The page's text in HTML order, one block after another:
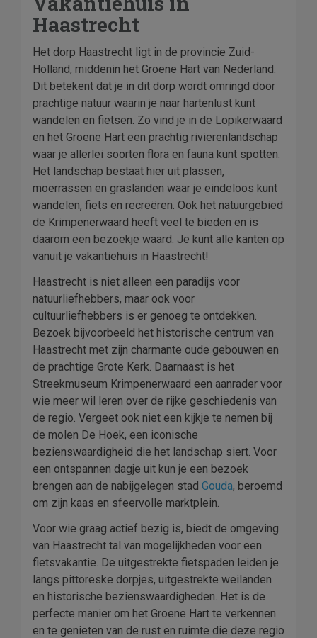
Haastrecht
Het dorp Haastrecht ligt in de provincie Zuid-
Holland, middenin het Groene Hart van Nederland.
Dit betekent dat je in dit dorp wordt omringd door
prachtige natuur waarin je naar hartenlust kunt
wandelen en fietsen. Zo vind je in de Lopikerwaard
en het Groene Hart een prachtig rivierenlandschap
waar je allerlei soorten flora en fauna kunt spotten.
Het landschap bestaat hier uit plassen,
moerrassen en graslanden waar je eindeloos kunt
wandelen, fiets en recreëren. Ook het natuurgebied
de Krimpenerwaard heeft veel te bieden en is
daarom een bezoekje waard. Je kunt alle kanten op
vanuit je vakantiehuis in Haastrecht!
Haastrecht is niet alleen een paradijs voor
natuurliefhebbers, maar ook voor
cultuurliefhebbers is er genoeg te ontdekken.
Bezoek bijvoorbeeld het historische centrum van
Haastrecht met zijn charmante oude gebouwen en
de prachtige Grote Kerk. Daarnaast is het
Streekmuseum Krimpenerwaard een aanrader voor
wie meer wil leren over de rijke geschiedenis van
de regio. Vergeet ook niet een kijkje te nemen bij
de molen De Hoek, een iconische
bezienswaardigheid die het landschap siert. Voor
een ontspannen dagje uit kun je een bezoek
brengen aan de nabijgelegen stad Gouda, beroemd
om zijn kaas en sfeervolle marktplein.
Voor wie graag actief bezig is, biedt de omgeving
van Haastrecht tal van mogelijkheden voor een
fietsvakantie. De uitgestrekte fietspaden leiden je
langs pittoreske dorpjes, uitgestrekte weilanden
en historische bezienswaardigheden. Het is de
perfecte manier om het Groene Hart te verkennen
en te genieten van de rust en ruimte die deze regio